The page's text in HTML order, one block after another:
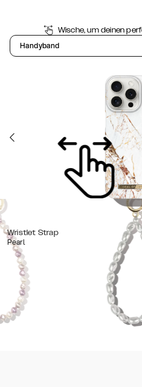
Wische, um deinen
Handyband
Wristlet Strap
Pearl